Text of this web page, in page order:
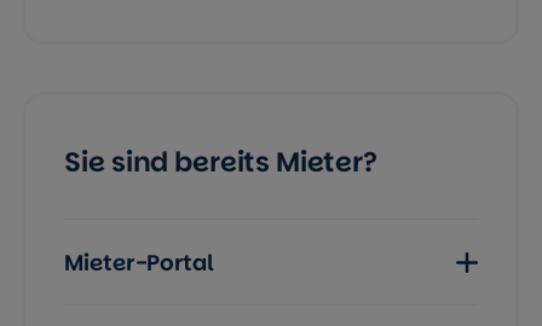
Sie sind bereits Mieter?
Mieter-Portal